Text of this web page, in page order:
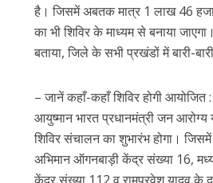
है। जिसमें अबतक मात्र 1 लाख 46
का भी शिविर के माध्यम से बनाया
बताया, जिले के सभी प्रखंडों में बारी-
– जानें कहाँ-कहाँ शिविर होगी आयोजित :
आयुष्मान भारत प्रधानमंत्री जन
शिविर संचालन का शुभारंभ होगा।
अभिमान ऑगनबाड़ी केंद्र संख्या 16,